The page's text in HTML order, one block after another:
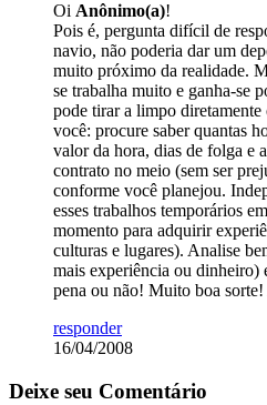
Oi Anônimo(a)!
Pois é, pergunta difícil de
navio, não poderia dar um
muito próximo da realidade.
se trabalha muito e ganha-se
pode tirar a limpo
você: procure saber quantas
valor da hora, dias de folga e
contrato no meio (sem ser
conforme você planejou.
esses trabalhos temporários
momento para adquirir
culturas e lugares). Analise
mais experiência ou dinheiro)
pena ou não! Muito boa
responder
16/04/2008
Deixe seu Comentário